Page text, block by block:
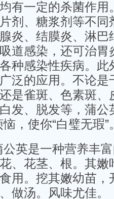
有一定的杀菌作用
剂、糖浆剂等不同
炎、结膜炎、淋巴
道感染，还可治胃
种感染性疾病。此
泛的应用。不论是
是雀斑、色素斑、
发、脱发等，蒲公
，使你“白璧无瑕”
英是一种营养丰
、花茎、根。其嫩
用。挖其嫩幼苗，
做汤。风味尤佳。